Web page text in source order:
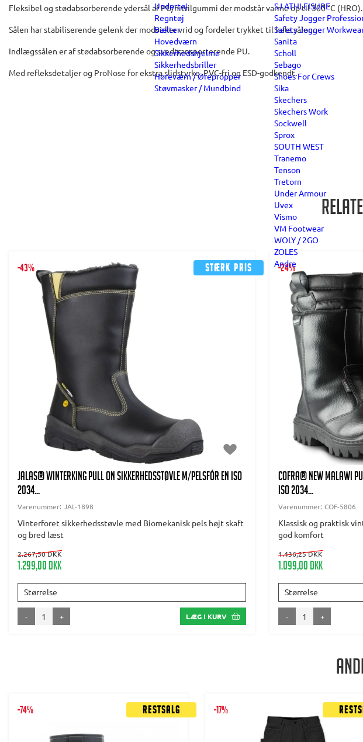
Undertøj
Regntøj
Bælter
Hovedværn
Sikkerhedshjelme
Sikkerhedsbriller
Høreværn / Ørepropper
Støvmasker / Mundbind
SJ ATHLEISURE
Safety Jogger
Safety Jogger
Sanita
Scholl
Sebago
Shoes For Crews
Sika
Skechers
Skechers Work
Sockwell
Sprox
SOUTH WEST
Tranemo
Tenson
Tretorn
Under Armour
Uvex
Vismo
VM Footwear
WOLY / 2GO
ZOLES
Andre
Fleksibel og stødabsorberende ydersål af PU/nitrilgummi der modstår varme op til 300 °C (HRO).
Sålen har stabiliserende gelenk der modvirker vrid og fordeler trykket til hele sålen.
Indlægssålen er af stødabsorberende og svedtransporterende PU.
Med refleksdetaljer og ProNose for ekstra slidstyrke. PVC-fri og ESD-godkendt.
Stærk pris
-43%
JALAS® Winterking Pull On Sikkerhedsstøvle m/pelsfór EN ISO
2034...
Varenummer: JAL-1898
Vinterforet sikkerhedsstøvle med Biomekanisk pels højt skaft
og bred læst
2.267,50 DKK
1.299,00 DKK
Størrelse
- + LÆG I KURV
-24%
COFRA® NEW MALAWI
ISO 2034...
Varenummer: COF-5806
Klassisk og praktisk
god komfort
1.436,25 DKK
1.099,00 DKK
Størrelse
- +
Restsalg
-74% -17%